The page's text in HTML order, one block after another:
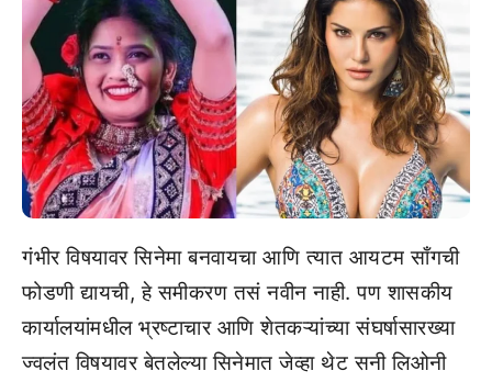
गंभीर विषयावर सिनेमा बनवायचा आणि त्यात आयटम साँगची
फोडणी द्यायची, हे समीकरण तसं नवीन नाही. पण शासकीय
कार्यालयांमधील भ्रष्टाचार आणि शेतकऱ्यांच्या संघर्षासारख्या
ज्वलंत विषयावर बेतलेल्या सिनेमात जेव्हा थेट सनी लिओनी